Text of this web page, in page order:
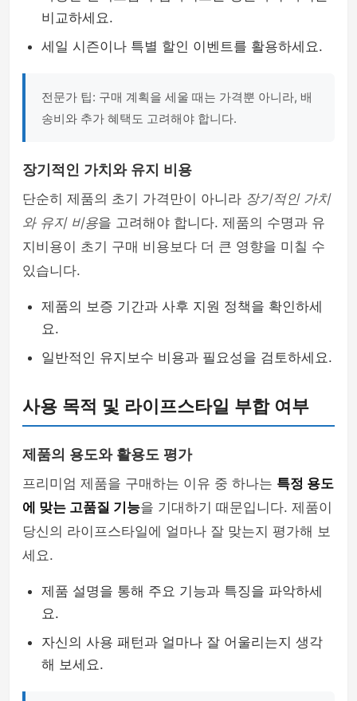
비교하세요.
세일 시즌이나 특별 할인 이벤트를 활용하세요.
전문가 팁: 구매 계획을 세울 때는 가격뿐 아니라, 배
송비와 추가 혜택도 고려해야 합니다.
장기적인 가치와 유지 비용
단순히 제품의 초기 가격만이 아니라 장기적인 가치
와 유지 비용을 고려해야 합니다. 제품의 수명과 유
지비용이 초기 구매 비용보다 더 큰 영향을 미칠 수
있습니다.
제품의 보증 기간과 사후 지원 정책을 확인하세
요.
일반적인 유지보수 비용과 필요성을 검토하세요.
사용 목적 및 라이프스타일 부합 여부
제품의 용도와 활용도 평가
프리미엄 제품을 구매하는 이유 중 하나는 특정 용도
에 맞는 고품질 기능을 기대하기 때문입니다. 제품이
당신의 라이프스타일에 얼마나 잘 맞는지 평가해 보
세요.
제품 설명을 통해 주요 기능과 특징을 파악하세
요.
자신의 사용 패턴과 얼마나 잘 어울리는지 생각
해 보세요.